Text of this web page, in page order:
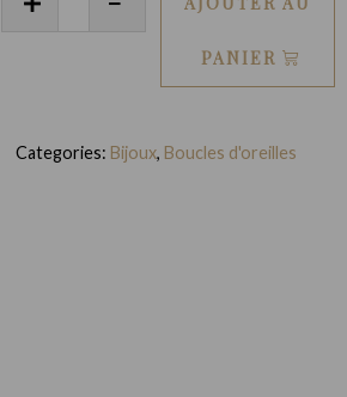
d'oreilles
Moderne
PANIER
Categories: Bijoux, Boucles d'oreilles